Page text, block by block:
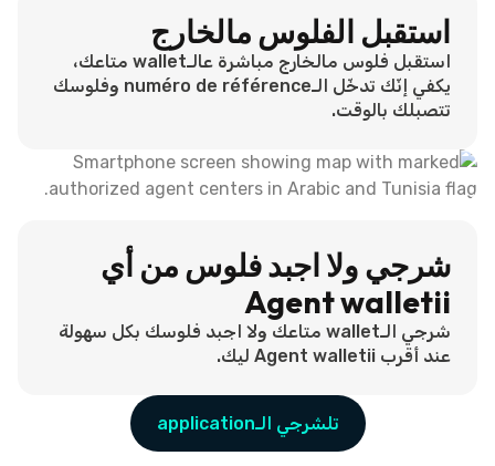
استقبل الفلوس مالخارج
استقبل فلوس مالخارج مباشرة عالـwallet متاعك،
يكفي إنّك تدخّل الـnuméro de référence وفلوسك
تتصبلك بالوقت.
شرجي ولا اجبد فلوس من أي
Agent walletii
شرجي الـwallet متاعك ولا اجبد فلوسك بكل سهولة
عند أقرب Agent walletii ليك.
تلشرجي الـapplication